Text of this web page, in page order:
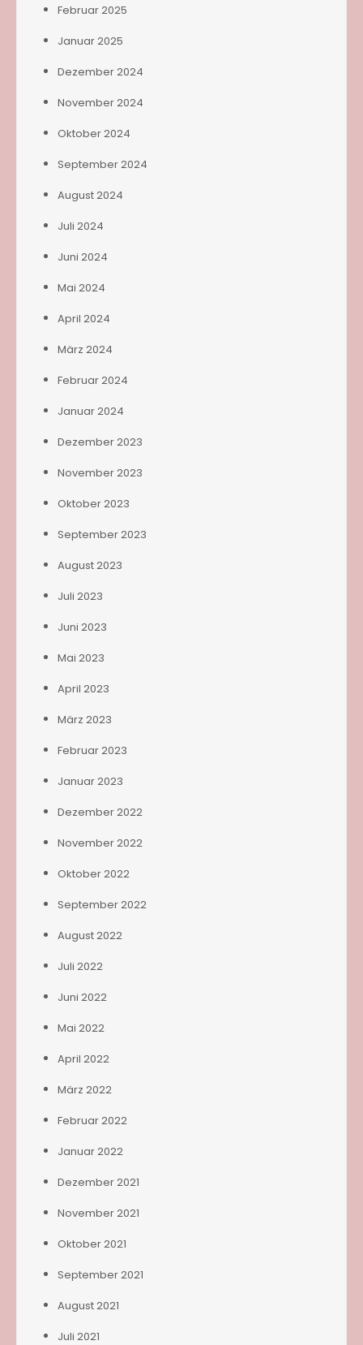
Februar 2025
Januar 2025
Dezember 2024
November 2024
Oktober 2024
September 2024
August 2024
Juli 2024
Juni 2024
Mai 2024
April 2024
März 2024
Februar 2024
Januar 2024
Dezember 2023
November 2023
Oktober 2023
September 2023
August 2023
Juli 2023
Juni 2023
Mai 2023
April 2023
März 2023
Februar 2023
Januar 2023
Dezember 2022
November 2022
Oktober 2022
September 2022
August 2022
Juli 2022
Juni 2022
Mai 2022
April 2022
März 2022
Februar 2022
Januar 2022
Dezember 2021
November 2021
Oktober 2021
September 2021
August 2021
Juli 2021